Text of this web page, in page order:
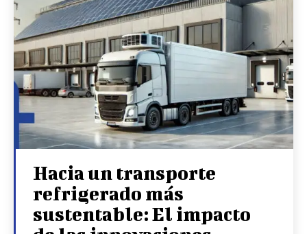
Hacia un transporte
refrigerado más
sustentable: El impacto